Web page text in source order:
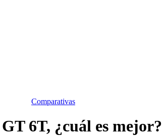
Comparativas
6T, ¿cuál es mejor?